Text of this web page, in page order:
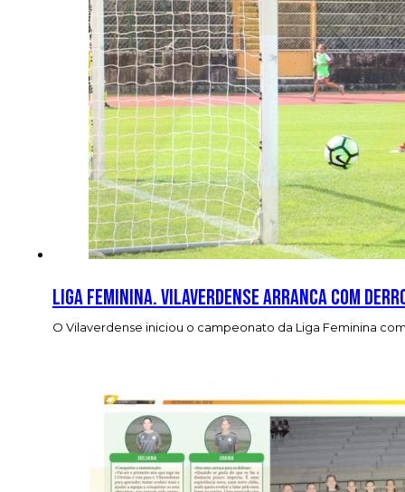
Liga Feminina. Vilaverdense arranca com
O Vilaverdense iniciou o campeonato da Liga Feminina